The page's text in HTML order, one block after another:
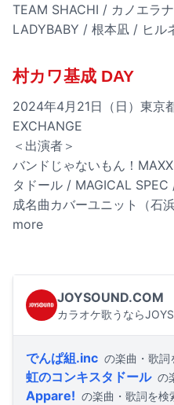
TEAM SHACHI / カノエラ
LADYBABY / 根本凪 / ヒル
村カワ基成 DAY
2024年4月21日（日）東京
EXCHANGE
＜出演者＞
バンドじゃないもん！
タドール / MAGICAL
成名曲カバーユニット（石
more
JOYSOUND.COM
カラオケ歌うなら
でんぱ組.inc の楽曲・歌詞
虹のコンキスタドール の
Appare! の楽曲・歌詞を検